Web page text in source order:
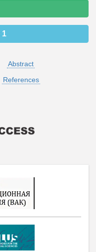
1
Abstract
References